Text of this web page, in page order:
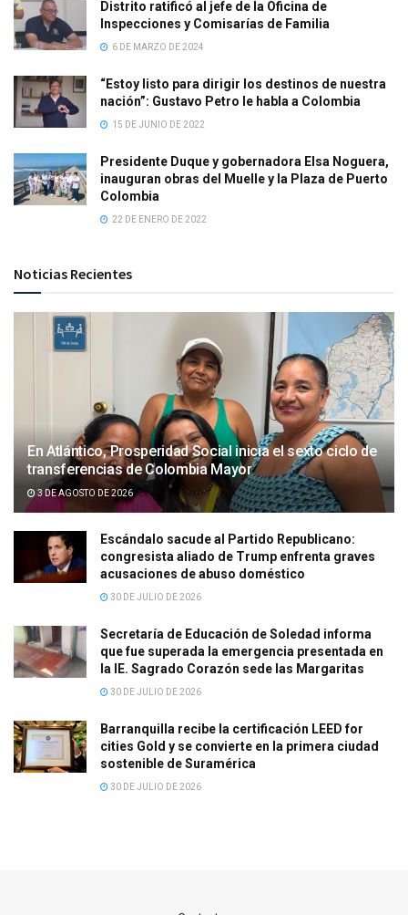
Distrito ratificó al jefe de la Oficina de
Inspecciones y Comisarías de Familia
6 DE MARZO DE 2024
“Estoy listo para dirigir los destinos de nuestra
nación”: Gustavo Petro le habla a Colombia
15 DE JUNIO DE 2022
Presidente Duque y gobernadora Elsa Noguera,
inauguran obras del Muelle y la Plaza de Puerto
Colombia
22 DE ENERO DE 2022
Noticias Recientes
En Atlántico, Prosperidad Social inicia el sexto ciclo de
transferencias de Colombia Mayor
3 DE AGOSTO DE 2026
Escándalo sacude al Partido Republicano:
congresista aliado de Trump enfrenta graves
acusaciones de abuso doméstico
30 DE JULIO DE 2026
Secretaría de Educación de Soledad informa
que fue superada la emergencia presentada en
la IE. Sagrado Corazón sede las Margaritas
30 DE JULIO DE 2026
Barranquilla recibe la certificación LEED for
cities Gold y se convierte en la primera ciudad
sostenible de Suramérica
30 DE JULIO DE 2026